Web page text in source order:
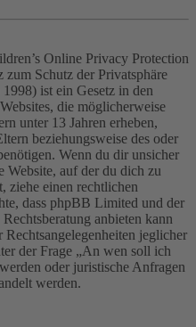
Online Privacy Protection
Schutz der Privatsphäre
ist ein Gesetz in den
die möglicherweise
unter 13 Jahren erheben,
beziehungsweise des oder
Wenn du dir unsicher
Website, auf der du dich zu
ziehe einen rechtlichen
dass phpBB Limited und der
anbieten kann
jeglicher
der Frage „An wen soll ich
oder juristische Anfragen
werden.